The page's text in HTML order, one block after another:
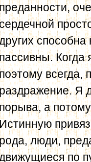
преданности,
Когда
всегда,
раздражение. Я
порыва, а
Истинную
рода, люди,
по